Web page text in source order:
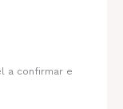
a confirmar e